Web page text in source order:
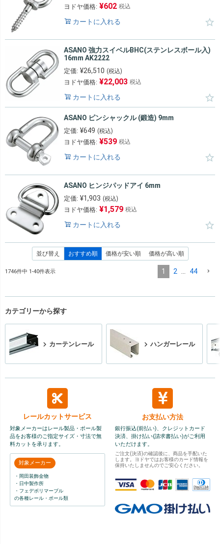
ヨドヤ価格: ¥602 税込
カートに入れる
ASANO 強力スイベルBHC(ステンレスボール入)
16mm AK2222
定価: ¥26,510 (税込)
ヨドヤ価格: ¥22,003 税込
カートに入れる
ASANO ピンシャックル (鍛造) 9mm
定価: ¥649 (税込)
ヨドヤ価格: ¥539 税込
カートに入れる
ASANO ヒンジパッドアイ 6mm
定価: ¥1,903 (税込)
ヨドヤ価格: ¥1,579 税込
カートに入れる
並び替え おすすめ順 価格が安い順 価格が高い順
1746件中 1-40件表示 1 2 … 44
カテゴリーから探す
カーテンレール ハンガーレール
レールカットサービス
対象メーカーはレール製品・ポール製
品をお客様のご指定サイズ・寸法で無
料カットを承ります。
対象メーカー
・岡田装飾金物
・日中製作所
・フェデポリマーブル
の各種レール・ポール類
お支払い方法
銀行振込(前払い)、クレジットカード
決済、掛け払い(請求書払い)がご利用
いただけます。
ご注文(決済)の確認後に、商品を手配いた
します。ヨドヤではお客様のカード情報を
保持いたしませんのでご安心ください。